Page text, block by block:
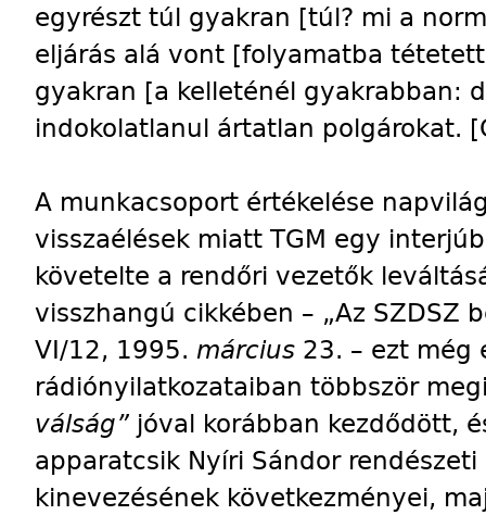
egyrészt túl gyakran [túl? mi a
eljárás alá vont [folyamatba
gyakran [a kelleténél gyakrabban:
indokolatlanul ártatlan polgárokat.
A munkacsoport értékelése
visszaélések miatt TGM egy
követelte a rendőri vezetők
visszhangú cikkében – „Az SZDSZ
VI/12, 1995. március 23. – ezt még
rádiónyilatkozataiban többször
válság” jóval korábban kezdődött,
apparatcsik Nyíri Sándor
kinevezésének következményei,